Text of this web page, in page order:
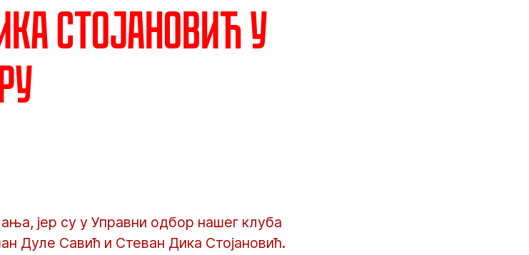
Стојановић у
јер су у Управни одбор нашег клуба
Дуле Савић и Стеван Дика Стојановић.